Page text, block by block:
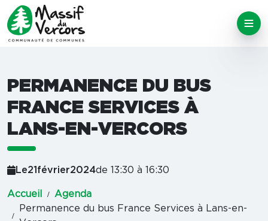
PERMANENCE DU BUS
FRANCE SERVICES À
LANS-EN-VERCORS
Le21 février2024de 13:30 à 16:30
Accueil
Agenda
Permanence du bus France Services à Lans-en-